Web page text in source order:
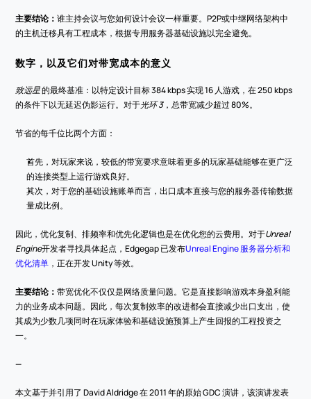
主要结论：谁主持会议与您如何设计会议一样重要。P2P或中继网络架构中
的主机迁移具有工程成本，根据专用服务器基础设施以完全避免。
数字，以及它们对带宽成本的意义
致远星 的最终基准：以特定设计目标 384 kbps 实现 16 人游戏，在 250 kbps
的条件下以无延迟伪影运行。对于光环 3，总带宽减少超过 80%。
节省的每千位比两个方面：
首先，对玩家来说，较低的带宽要求意味着更多的玩家基础能够在更广泛
的连接类型上运行游戏良好。
其次，对于您的基础设施账单而言，出口成本直接与您的服务器传输数据
量成比例。
因此，优化复制、排频率和优先化逻辑也是在优化您的云费用。对于Unreal
Engine开发者寻找具体起点，Edgegap 已发布Unreal Engine 服务器分析和
优化清单 ，正在开发 Unity 等效。
主要结论：带宽优化不仅仅是网络质量问题。它是直接影响游戏本身盈利能
力的业务成本问题。因此，每次复制效率的改进都会直接减少出口支出，使
其成为少数几项同时在玩家体验和基础设施预算上产生回报的工程投资之
一。
—
本文基于并引用了 David Aldridge 在 2011 年的原始 GDC 演讲，该演讲发表